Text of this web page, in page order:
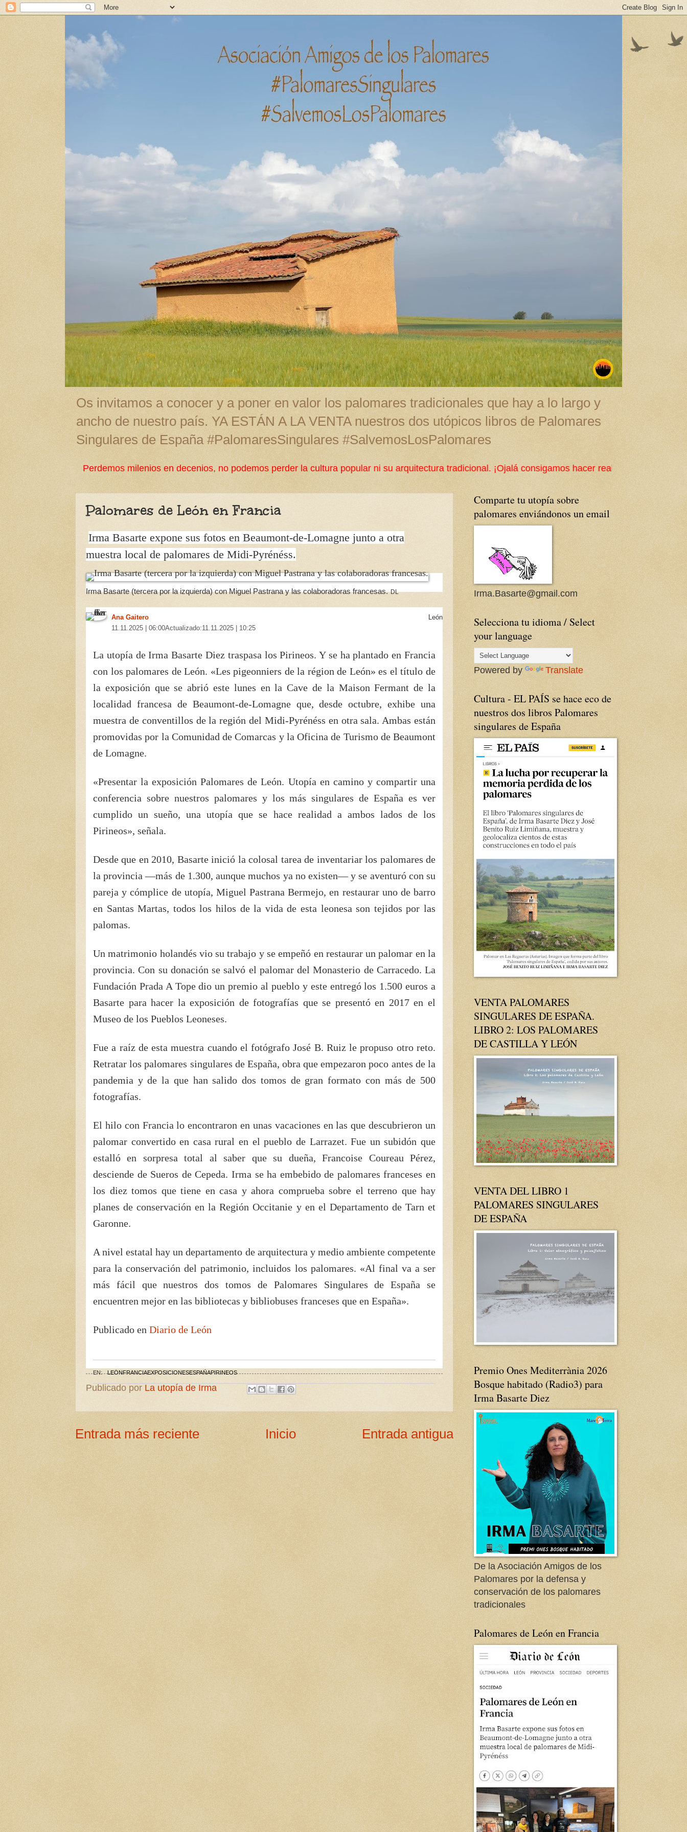
Os invitamos a conocer y a poner en valor los palomares tradicionales que hay a lo largo y
ancho de nuestro país. YA ESTÁN A LA VENTA nuestros dos utópicos libros de Palomares
Singulares de España #PalomaresSingulares #SalvemosLosPalomares
Perdemos milenios en decenios, no podemos perder la cultura popular ni su arquitectura tradicional. ¡Ojalá consigamos hacer realidad esta utopía!
Palomares de León en Francia
Irma Basarte expone sus fotos en Beaumont-de-Lomagne junto a otra
muestra local de palomares de Midi-Pyrénéss.
Irma Basarte (tercera por la izquierda) con Miguel Pastrana y las colaboradoras francesas. DL
Ana Gaitero
León
11.11.2025 | 06:00Actualizado:11.11.2025 | 10:25
EN: LEÓNFRANCIAEXPOSICIONESESPAÑAPIRINEOS
La utopía de Irma Basarte Diez traspasa los Pirineos. Y se ha plantado en Francia
con los palomares de León. «Les pigeonniers de la région de León» es el título de
la exposición que se abrió este lunes en la Cave de la Maison Fermant de la
localidad francesa de Beaumont-de-Lomagne que, desde octubre, exhibe una
muestra de conventillos de la región del Midi-Pyrénéss en otra sala. Ambas están
promovidas por la Comunidad de Comarcas y la Oficina de Turismo de Beaumont
de Lomagne.
«Presentar la exposición Palomares de León. Utopía en camino y compartir una
conferencia sobre nuestros palomares y los más singulares de España es ver
cumplido un sueño, una utopía que se hace realidad a ambos lados de los
Pirineos», señala.
Desde que en 2010, Basarte inició la colosal tarea de inventariar los palomares de
la provincia —más de 1.300, aunque muchos ya no existen— y se aventuró con su
pareja y cómplice de utopía, Miguel Pastrana Bermejo, en restaurar uno de barro
en Santas Martas, todos los hilos de la vida de esta leonesa son tejidos por las
palomas.
Un matrimonio holandés vio su trabajo y se empeñó en restaurar un palomar en la
provincia. Con su donación se salvó el palomar del Monasterio de Carracedo. La
Fundación Prada A Tope dio un premio al pueblo y este entregó los 1.500 euros a
Basarte para hacer la exposición de fotografías que se presentó en 2017 en el
Museo de los Pueblos Leoneses.
Fue a raíz de esta muestra cuando el fotógrafo José B. Ruiz le propuso otro reto.
Retratar los palomares singulares de España, obra que empezaron poco antes de la
pandemia y de la que han salido dos tomos de gran formato con más de 500
fotografías.
El hilo con Francia lo encontraron en unas vacaciones en las que descubrieron un
palomar convertido en casa rural en el pueblo de Larrazet. Fue un subidón que
estalló en sorpresa total al saber que su dueña, Francoise Coureau Pérez,
desciende de Sueros de Cepeda. Irma se ha embebido de palomares franceses en
los diez tomos que tiene en casa y ahora comprueba sobre el terreno que hay
planes de conservación en la Región Occitanie y en el Departamento de Tarn et
Garonne.
A nivel estatal hay un departamento de arquitectura y medio ambiente competente
para la conservación del patrimonio, incluidos los palomares. «Al final va a ser
más fácil que nuestros dos tomos de Palomares Singulares de España se
encuentren mejor en las bibliotecas y bibliobuses franceses que en España».
Publicado en Diario de León
Publicado por La utopía de Irma
Entrada más reciente Entrada antigua
Inicio
Comparte tu utopía sobre
palomares enviándonos un email
Irma.Basarte@gmail.com
Selecciona tu idioma / Select
your language
Powered by Translate
Cultura - EL PAÍS se hace eco de
nuestros dos libros Palomares
singulares de España
VENTA PALOMARES
SINGULARES DE ESPAÑA.
LIBRO 2: LOS PALOMARES
DE CASTILLA Y LEÓN
VENTA DEL LIBRO 1
PALOMARES SINGULARES
DE ESPAÑA
Premio Ones Mediterrània 2026
Bosque habitado (Radio3) para
Irma Basarte Diez
De la Asociación Amigos de los
Palomares por la defensa y
conservación de los palomares
tradicionales
Palomares de León en Francia